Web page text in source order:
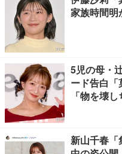
家族時間明
5児の母・
ード告白「
「物を壊
新山千春「